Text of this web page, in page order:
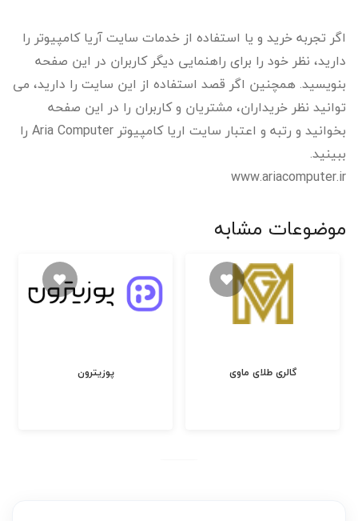
اگر تجربه خرید و یا استفاده از خدمات سایت آریا کامپیوتر را
دارید، نظر خود را برای راهنمایی دیگر کاربران در این صفحه
بنویسید. همچنین اگر قصد استفاده از این سایت را دارید، می
توانید نظر خریداران، مشتریان و کاربران را در این صفحه
بخوانید و رتبه و اعتبار سایت اریا کامپیوتر Aria Computer را
ببینید.
www.ariacomputer.ir
موضوعات مشابه
پوزیترون گالری طلای ماوی